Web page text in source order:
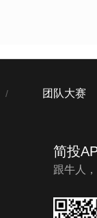
/ 团队大赛
简投
跟牛人